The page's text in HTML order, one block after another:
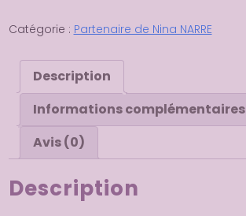
doubles
Catégorie : Partenaire de Nina NARRE
Description
Informations complémentaires
Avis (0)
Description